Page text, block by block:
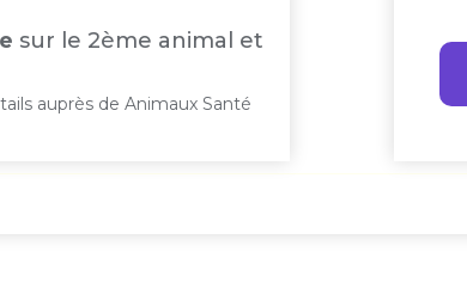
sur le 2ème animal et
auprès de Animaux Santé